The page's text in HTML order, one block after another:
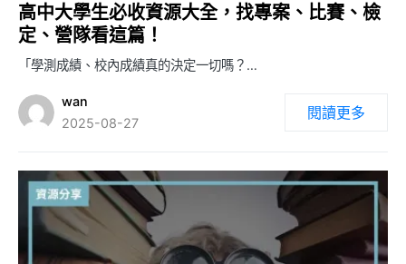
高中大學生必收資源大全，找專案、比賽、檢
定、營隊看這篇！
「學測成績、校內成績真的決定一切嗎？…
wan
2025-08-27
閱讀更多